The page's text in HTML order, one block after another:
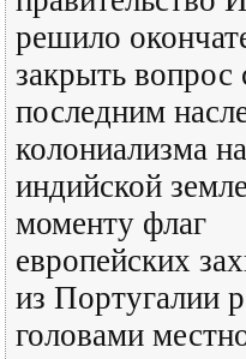
решило
закрыть вопрос
последним
колониализма на
индийской
моменту флаг
европейских
из Португалии
головами